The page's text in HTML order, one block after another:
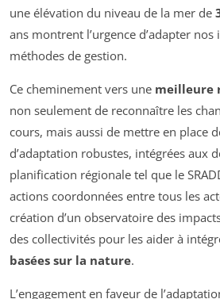
une élévation du niveau de la mer de
ans montrent l’urgence d’adapter
méthodes de gestion.
Ce cheminement vers une meilleure
non seulement de reconnaître les
cours, mais aussi de mettre en place
d’adaptation robustes, intégrées aux
planification régionale tel que le
actions coordonnées entre tous les
création d’un observatoire des
des collectivités pour les aider à
basées sur la nature.
L’engagement en faveur de